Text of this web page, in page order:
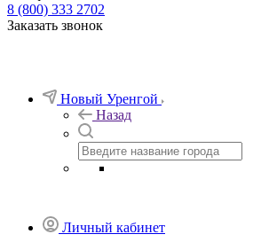
8 (800) 333 2702
Заказать звонок
Новый Уренгой
Назад
Личный кабинет